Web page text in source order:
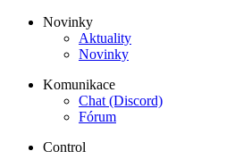
Novinky
Aktuality
Novinky
Komunikace
Chat (Discord)
Fórum
Control